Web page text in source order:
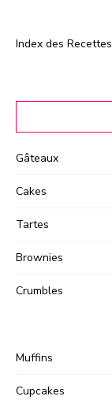
Index des Recettes
Gâteaux
Cakes
Tartes
Brownies
Crumbles
Muffins
Cupcakes